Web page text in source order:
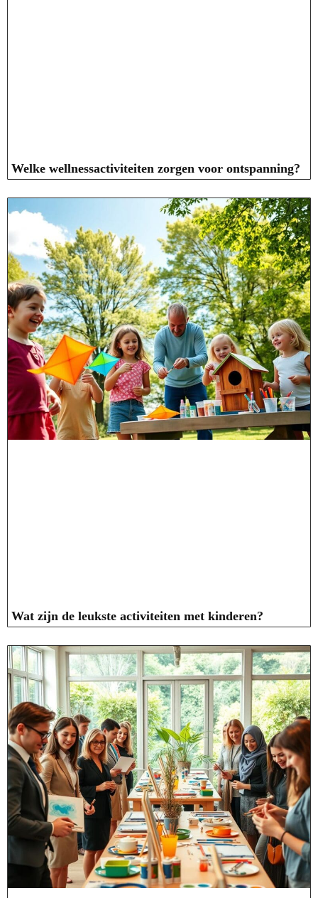
Welke wellnessactiviteiten zorgen voor ontspanning?
Wat zijn de leukste activiteiten met kinderen?